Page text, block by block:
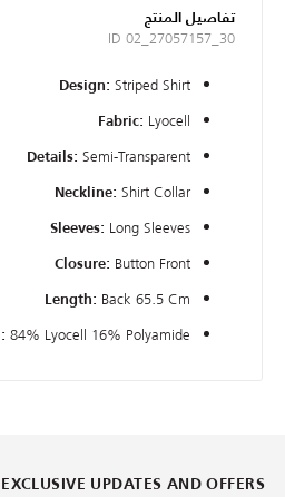
تفاصيل المنتج
ID 02_27057157_30
Design: Striped Shirt
Fabric: Lyocell
Details: Semi-Transparent
Neckline: Shirt Collar
Sleeves: Long Sleeves
Closure: Button Front
Length: Back 65.5 Cm
84% Lyocell 16% Polyamide
UPDATES AND OFFERS!